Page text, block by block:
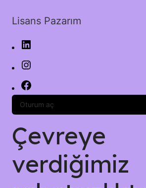
Lisans Pazarım
Oturum aç
Çevreye
verdiğimiz